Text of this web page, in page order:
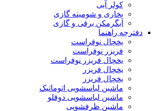
کولر آبی
بخاری و شومینه گازی
آبگرمکن برقی و گازی
دفترچه راهنما
یخچال نوفراست
فریزر نوفراست
یخچال فریزر نوفراست
یخچال فریزر
یخچال فریزر
ماشین لباسشویی اتوماتیک
ماشین لباسشویی دوقلو
ماشین ظرفشویی